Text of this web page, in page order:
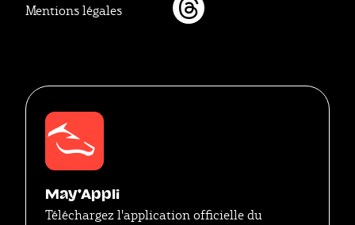
Mentions légales
May'Appli
Téléchargez l'application officielle du